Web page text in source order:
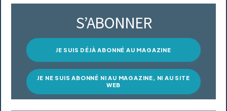
S’ABONNER
JE SUIS DÉJÀ ABONNÉ AU MAGAZINE
JE NE SUIS ABONNÉ NI AU MAGAZINE, NI AU SITE
WEB